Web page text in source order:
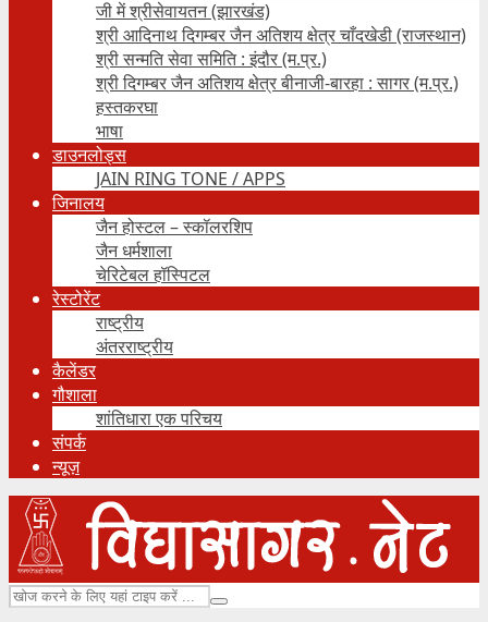
जी में श्रीसेवायतन (झारखंड)
श्री आदिनाथ दिगम्बर जैन अतिशय क्षेत्र चाँदखेडी (राजस्थान)
श्री सन्मति सेवा समिति : इंदौर (म.प्र.)
श्री दिगम्बर जैन अतिशय क्षेत्र बीनाजी-बारहा : सागर (म.प्र.)
हस्तकरघा
भाषा
डाउनलोड्स
JAIN RING TONE / APPS
जिनालय
जैन होस्टल – स्कॉलरशिप
जैन धर्मशाला
चेरिटेबल हॉस्पिटल
रेस्टोरेंट
राष्ट्रीय
अंतरराष्ट्रीय
कैलेंडर
गौशाला
शांतिधारा एक परिचय
संपर्क
न्यूज़